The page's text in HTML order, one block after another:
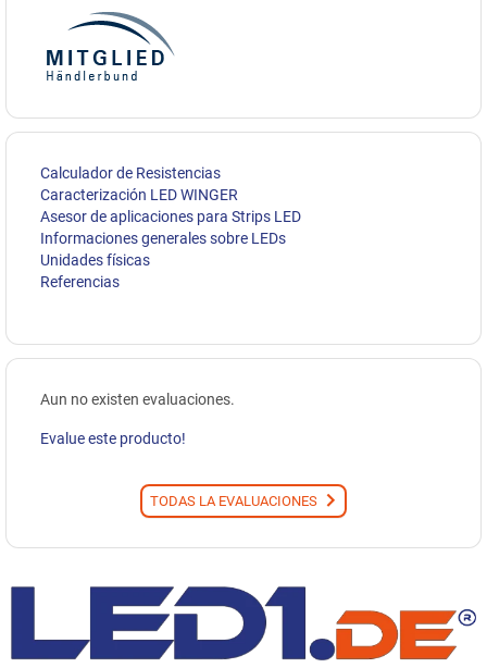
Calculador de Resistencias
Caracterización LED WINGER
Asesor de aplicaciones para Strips LED
Informaciones generales sobre LEDs
Unidades físicas
Referencias
Aun no existen evaluaciones.
Evalue este producto!
TODAS LA EVALUACIONES